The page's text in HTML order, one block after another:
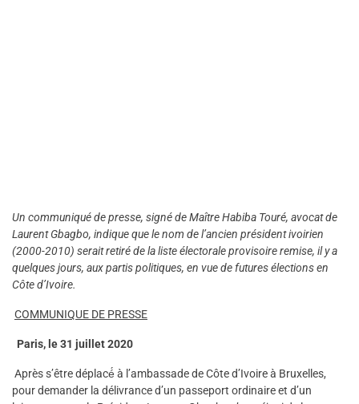
Un communiqué de presse, signé de Maître Habiba Touré, avocat de
Laurent Gbagbo, indique que le nom de l’ancien président ivoirien
(2000-2010) serait retiré de la liste électorale provisoire remise, il y a
quelques jours, aux partis politiques, en vue de futures élections en
Côte d’Ivoire.
COMMUNIQUE DE PRESSE
Paris, le 31 juillet 2020
Après s’être déplacé́ à l’ambassade de Côte d’Ivoire à Bruxelles,
pour demander la délivrance d’un passeport ordinaire et d’un